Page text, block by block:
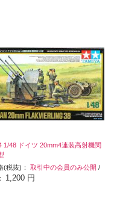
1/48 ドイツ 20mm4連装高射機関
(税抜)：取引中の会員のみ公開 /
1,200 円